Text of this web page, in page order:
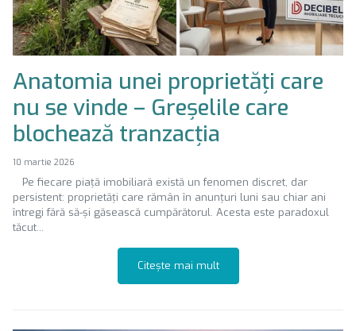
Anatomia unei proprietăți care
nu se vinde – Greșelile care
blochează tranzacția
10 martie 2026
Pe fiecare piață imobiliară există un fenomen discret, dar
persistent: proprietăți care rămân în anunțuri luni sau chiar ani
întregi fără să-și găsească cumpărătorul. Acesta este paradoxul
tăcut...
Citește mai mult